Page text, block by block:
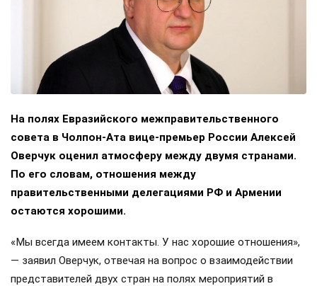
На полях Евразийского межправительственного
совета в Чолпон-Ата вице-премьер России Алексей
Оверчук оценил атмосферу между двумя странами.
По его словам, отношения между
правительственными делегациями РФ и Армении
остаются хорошими.
«Мы всегда имеем контакты. У нас хорошие отношения»,
— заявил Оверчук, отвечая на вопрос о взаимодействии
представителей двух стран на полях мероприятий в